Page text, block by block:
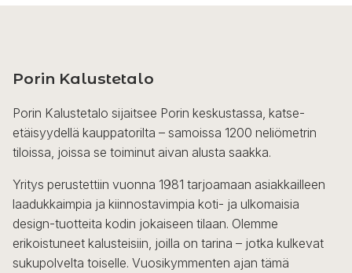
Porin Kalustetalo
Porin Kalustetalo sijaitsee Porin keskustassa, katse-
etäisyydellä kauppatorilta – samoissa 1200 neliömetrin
tiloissa, joissa se toiminut aivan alusta saakka.
Yritys perustettiin vuonna 1981 tarjoamaan asiakkailleen
laadukkaimpia ja kiinnostavimpia koti- ja ulkomaisia
design-tuotteita kodin jokaiseen tilaan. Olemme
erikoistuneet kalusteisiin, joilla on tarina – jotka kulkevat
sukupolvelta toiselle. Vuosikymmenten ajan tämä